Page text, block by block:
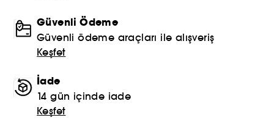
Güvenli Ödeme
Güvenli ödeme araçları ile alışveriş
Keşfet
İade
14 gün içinde iade
Keşfet